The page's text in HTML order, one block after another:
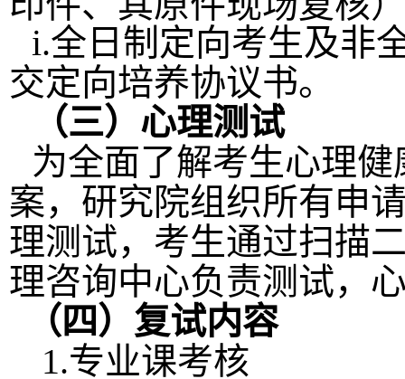
i.全日制定向考生及非
交定向培养协议书。
（三）心理测试
为全面了解考生心理
案，研究院组织所有申
理测试，考生通过扫描
理咨询中心负责测试，
（四）复试内容
1.专业课考核